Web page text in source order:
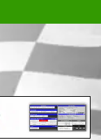
en